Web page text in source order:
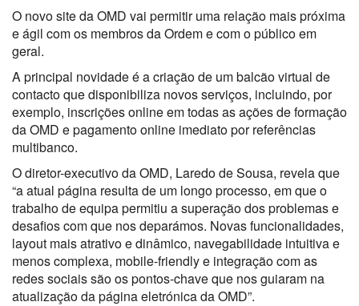
O novo site da OMD vai permitir uma relação mais próxima
e ágil com os membros da Ordem e com o público em
geral.
A principal novidade é a criação de um balcão virtual de
contacto que disponibiliza novos serviços, incluindo, por
exemplo, inscrições online em todas as ações de formação
da OMD e pagamento online imediato por referências
multibanco.
O diretor-executivo da OMD, Laredo de Sousa, revela que
“a atual página resulta de um longo processo, em que o
trabalho de equipa permitiu a superação dos problemas e
desafios com que nos deparámos. Novas funcionalidades,
layout mais atrativo e dinâmico, navegabilidade intuitiva e
menos complexa, mobile-friendly e integração com as
redes sociais são os pontos-chave que nos guiaram na
atualização da página eletrónica da OMD”.